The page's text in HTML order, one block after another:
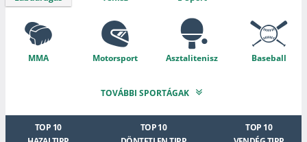
MMA Motorsport Asztalitenisz Baseball
Kosárlabda
Speciális
Golf
Amerikai foci
TOVÁBBI SPORTÁGAK
TOP 10
TOP 10
TOP 10